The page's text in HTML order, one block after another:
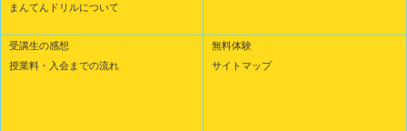
まんてんドリルについて
受講生の感想
授業料・入会までの流れ
無料体験
サイトマップ